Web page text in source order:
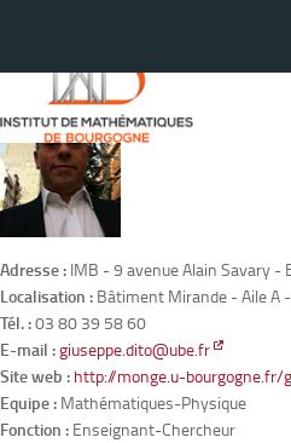
Adresse : IMB - 9 avenue Alain Savary -
Localisation : Bâtiment Mirande - Aile A
Tél. :03 80 39 58 60
E-mail :giuseppe.dito@ube.fr
Site web : http://monge.u-bourgogne.fr/
Equipe : Mathématiques-Physique
Fonction : Enseignant-Chercheur